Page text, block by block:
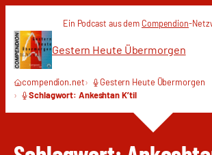
Inhalt
springen
Ein Podcast aus dem Compendion-
Gestern Heute Übermorgen
compendion.net
Gestern Heute Übermorgen
Schlagwort: Ankeshtan K’til